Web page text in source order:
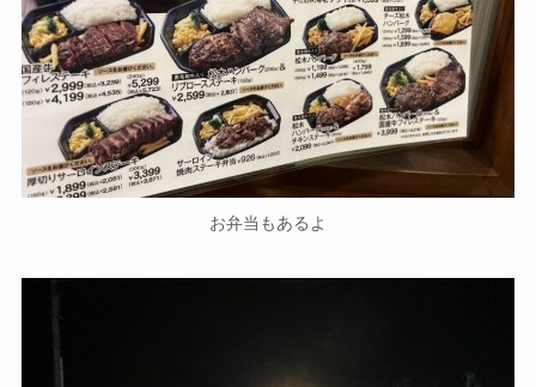
お弁当もあるよ